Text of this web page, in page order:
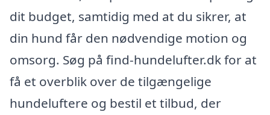
dit budget, samtidig med at du sikrer, at
din hund får den nødvendige motion og
omsorg. Søg på find-hundelufter.dk for at
få et overblik over de tilgængelige
hundeluftere og bestil et tilbud, der